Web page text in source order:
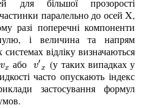
для більшої прозорості
паралельно до осей X,
разі поперечні компоненти
і величина та напрям
відліку визначаються
vx
vx абоv′
x
v′x (утаких випадках у
часто опускають індекс
застосування формул